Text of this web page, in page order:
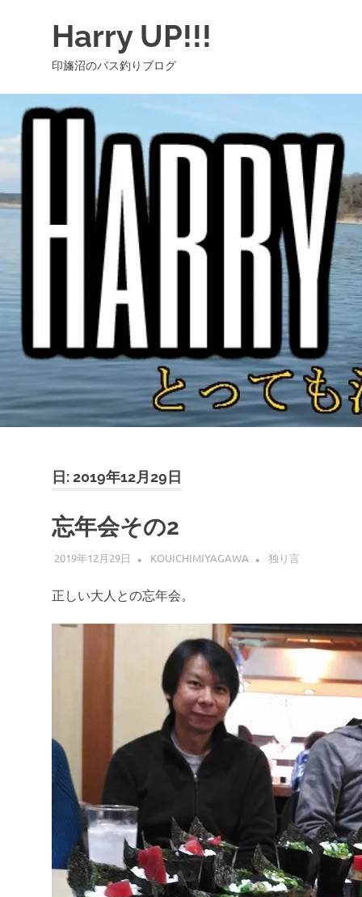
キ
プ
Harry UP!!!
印旛沼のバス釣りブログ
日:2019年12月29日
忘年会その2
2019年12月29日 KOUICHIMIYAGAWA 独り言
正しい大人との忘年会。